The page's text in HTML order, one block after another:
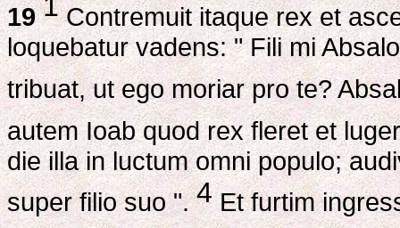
19 1Contremuit itaque rex et
loquebatur vadens: " Fili mi
tribuat, ut ego moriar pro te?
autem Ioab quod rex fleret et
die illa in luctum omni populo;
super filio suo ".4 Et furtim